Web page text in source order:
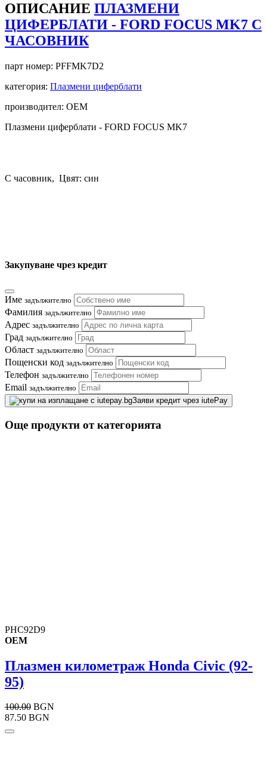
ОПИСАНИЕ ПЛАЗМЕНИ
ЦИФЕРБЛАТИ - FORD FOCUS MK7 С
ЧАСОВНИК
парт номер: PFFMK7D2
категория: Плазмени циферблати
производител: OEM
Плазмени циферблати - FORD FOCUS MK7
С часовник, Цвят: син
Закупуване чрез кредит
Име задължително
Фамилия задължително
Адрес задължително
Град задължително
Област задължително
Пощенски код задължително
Телефон задължително
Email задължително
Заяви кредит чрез iutePay
Още продукти от категорията
PHC92D9
OEM
Плазмен километраж Honda Civic (92-
95)
100.00 BGN
87.50 BGN